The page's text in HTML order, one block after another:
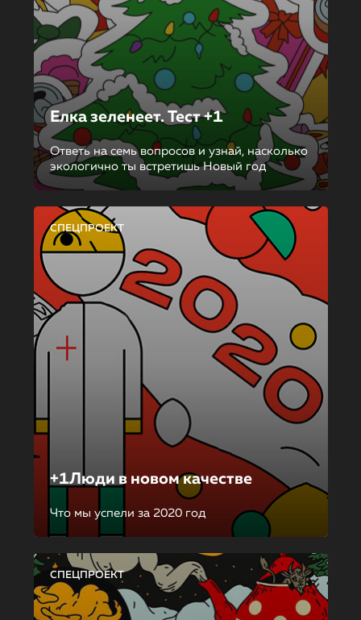
Елка зеленеет. Тест +1
Ответь на семь вопросов и узнай, насколько
экологично ты встретишь Новый год
СПЕЦПРОЕКТ
+1Люди в новом качестве
Что мы успели за 2020 год
СПЕЦПРОЕКТ